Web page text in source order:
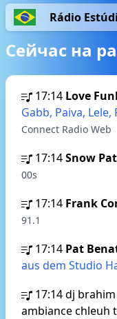
Rádio
Сейчас на
17:14 Love
Gabb, Paiva,
Connect Radio Web
17:14Snow
00s
17:14 Frank
91.1
17:14 Pat
aus dem Studio
17:14dj
ambiance chleuh